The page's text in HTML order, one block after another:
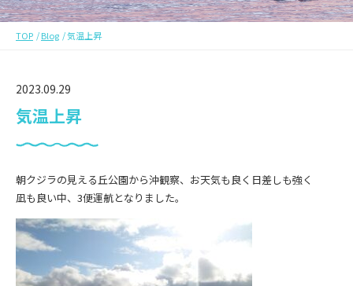
TOP Blog 気温上昇
2023.09.29
気温上昇
朝クジラの見える丘公園から沖観察、お天気も良く日差しも強く
凪も良い中、3便運航となりました。